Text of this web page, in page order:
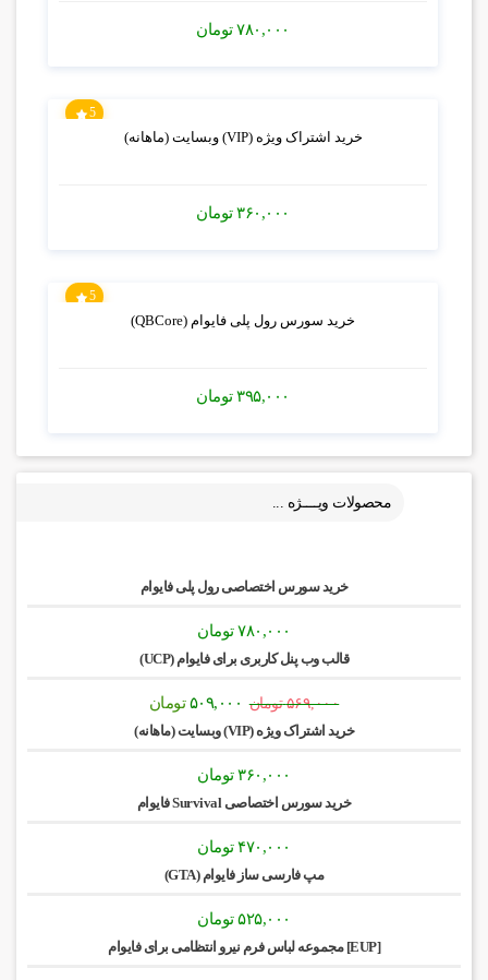
۷۸۰,۰۰۰ تومان
5
خرید اشتراک ویژه (VIP) وبسایت (ماهانه)
۳۶۰,۰۰۰ تومان
5
خرید سورس رول پلی فایوام (QBCore)
۳۹۵,۰۰۰ تومان
محصولات ویــــژه ...
خرید سورس اختصاصی رول پلی فایوام
۷۸۰,۰۰۰ تومان
قالب وب پنل کاربری برای فایوام (UCP)
۵۶۹,۰۰۰ تومان
قیمت
۵۶۹,۰۰۰ تومان
۵۰۹,۰۰۰ تومان
۵۰۹,۰۰۰ تومان.
خرید اشتراک ویژه (VIP) وبسایت (ماهانه)
۳۶۰,۰۰۰ تومان
خرید سورس اختصاصی Survival فایوام
۴۷۰,۰۰۰ تومان
مپ فارسی ساز فایوام (GTA)
۵۲۵,۰۰۰ تومان
[EUP] مجموعه لباس فرم نیرو انتظامی برای فایوام